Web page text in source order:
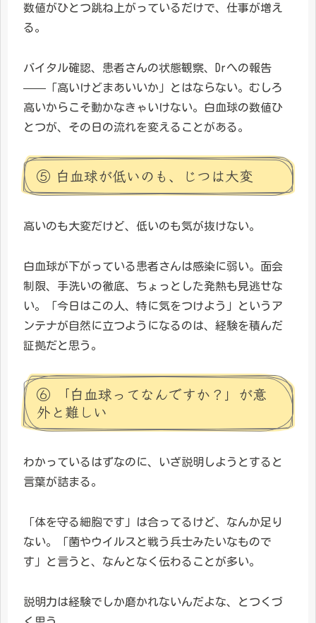
数値がひとつ跳ね上がっているだけで、仕事が増え
る。
バイタル確認、患者さんの状態観察、Drへの報告
——「高いけどまあいいか」とはならない。むしろ
高いからこそ動かなきゃいけない。白血球の数値ひ
とつが、その日の流れを変えることがある。
⑤ 白血球が低いのも、じつは大変
高いのも大変だけど、低いのも気が抜けない。
白血球が下がっている患者さんは感染に弱い。面会
制限、手洗いの徹底、ちょっとした発熱も見逃せな
い。「今日はこの人、特に気をつけよう」というア
ンテナが自然に立つようになるのは、経験を積んだ
証拠だと思う。
⑥ 「白血球ってなんですか？」が意
外と難しい
わかっているはずなのに、いざ説明しようとすると
言葉が詰まる。
「体を守る細胞です」は合ってるけど、なんか足り
ない。「菌やウイルスと戦う兵士みたいなもので
す」と言うと、なんとなく伝わることが多い。
説明力は経験でしか磨かれないんだよな、とつくづ